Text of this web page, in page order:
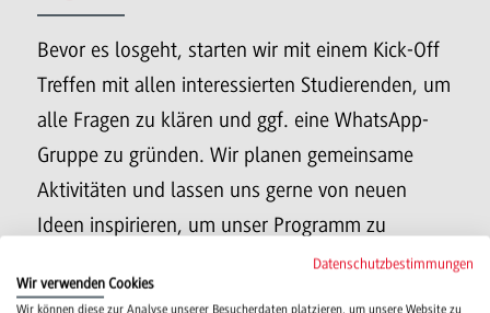
Bevor es losgeht, starten wir mit einem Kick-Off
Treffen mit allen interessierten Studierenden, um
alle Fragen zu klären und ggf. eine WhatsApp-
Gruppe zu gründen. Wir planen gemeinsame
Aktivitäten und lassen uns gerne von neuen
Ideen inspirieren, um unser Programm zu
Datenschutzbestimmungen
Wir verwenden Cookies
Wir können diese zur Analyse unserer Besucherdaten platzieren, um unsere Website zu